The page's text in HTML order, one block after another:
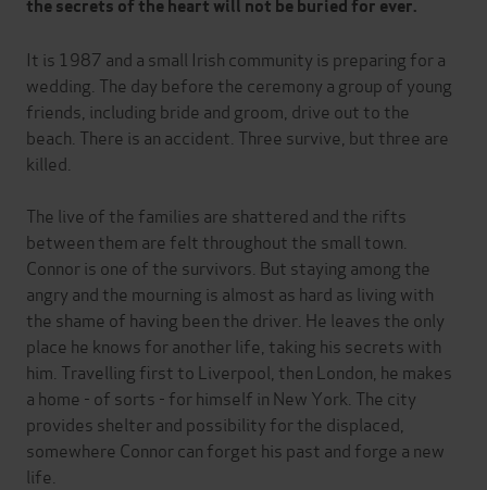
the secrets of the heart will not be buried for ever.
It is 1987 and a small Irish community is preparing for a
wedding. The day before the ceremony a group of young
friends, including bride and groom, drive out to the
beach. There is an accident. Three survive, but three are
killed.
The live of the families are shattered and the rifts
between them are felt throughout the small town.
Connor is one of the survivors. But staying among the
angry and the mourning is almost as hard as living with
the shame of having been the driver. He leaves the only
place he knows for another life, taking his secrets with
him. Travelling first to Liverpool, then London, he makes
a home - of sorts - for himself in New York. The city
provides shelter and possibility for the displaced,
somewhere Connor can forget his past and forge a new
life.